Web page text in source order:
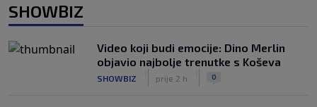
SHOWBIZ
Video koji budi emocije: Dino Merlin
objavio najbolje trenutke s Koševa
SHOWBIZ prije 2 h 0